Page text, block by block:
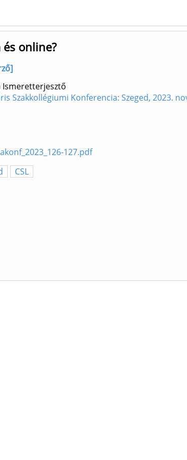
és online?
Ismeretterjesztő
Szakkollégiumi Konferencia: Szeged, 2023.
127.pdf
CSL